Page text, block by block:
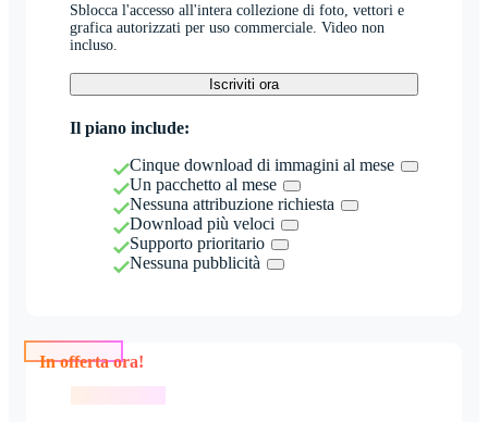
Sblocca l'accesso all'intera collezione di foto, vettori e
grafica autorizzati per uso commerciale. Video non
incluso.
Iscriviti ora
Il piano include:
Cinque download di immagini al mese
Un pacchetto al mese
Nessuna attribuzione richiesta
Download più veloci
Supporto prioritario
Nessuna pubblicità